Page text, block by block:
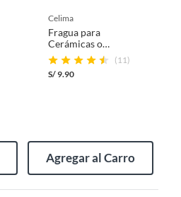
celima
Fragua para
Cerámicas o
Porcelanatos
Celima Grafito 1kg
(11)
S/9.90
Agregar al Carro